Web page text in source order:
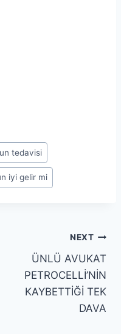
un tedavisi
iyi gelir mi
NEXT
ÜNLÜ AVUKAT
PETROCELLİ’NİN
KAYBETTİĞİ TEK
DAVA